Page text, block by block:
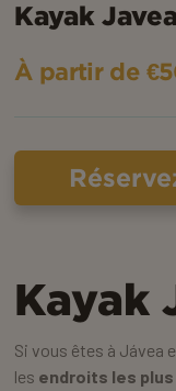
Kayak
À partir de
Kayak
Si vous êtes à Jávea
les endroits les